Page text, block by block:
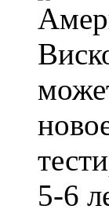
5-6